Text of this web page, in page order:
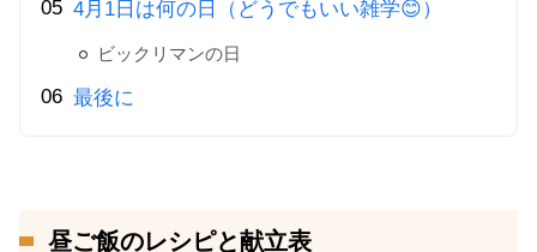
4月1日は何の日（どうでもいい雑学😊）
ビックリマンの日
最後に
昼ご飯のレシピと献立表